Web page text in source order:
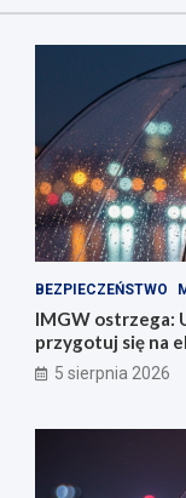
BEZPIECZEŃSTWO
IMGW ostrzega:
przygotuj się na
temperatury!
5 sierpnia 2026